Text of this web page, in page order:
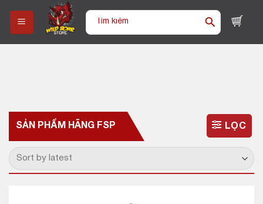
content
Tìm
SẢN PHẨM HÃNG FSP LỌC